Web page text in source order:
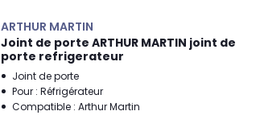
ARTHUR MARTIN
Joint de porte ARTHUR MARTIN joint de
porte refrigerateur
Joint de porte
Pour : Réfrigérateur
Compatible : Arthur Martin